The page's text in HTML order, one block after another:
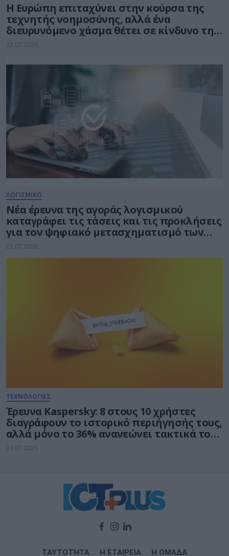
Η Ευρώπη επιταχύνει στην κούρσα της
τεχνητής νοημοσύνης, αλλά ένα
διευρυνόμενο χάσμα θέτει σε κίνδυνο την
πρόοδό της
22.07.2026
ΛΟΓΙΣΜΙΚΟ
Νέα έρευνα της αγοράς λογισμικού
καταγράφει τις τάσεις και τις προκλήσεις
για τον ψηφιακό μετασχηματισμό των
επιχειρήσεων
22.07.2026
ΤΕΧΝΟΛΟΓΙΕΣ
Έρευνα Kaspersky: 8 στους 10 χρήστες
διαγράφουν το ιστορικό περιήγησής τους,
αλλά μόνο το 36% ανανεώνει τακτικά τους
κωδικούς πρόσβασης
21.07.2026
ΤΑΥΤΟΤΗΤΑ Η ΕΤΑΙΡΕΙΑ Η ΟΜΑΔΑ